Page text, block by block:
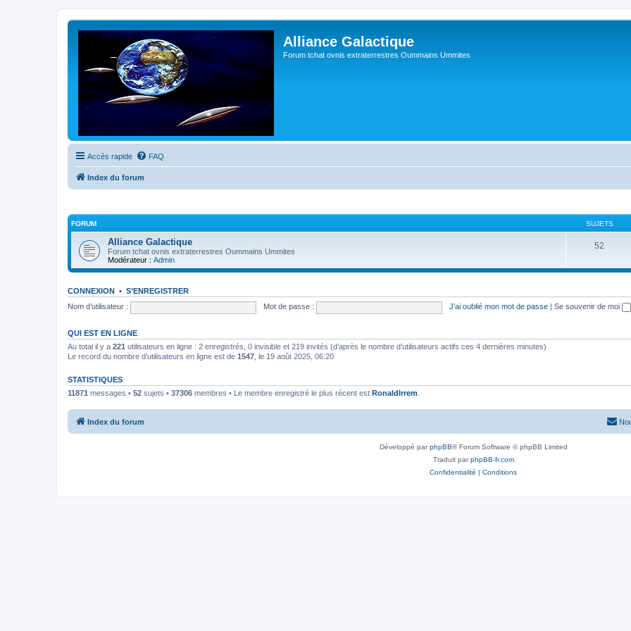
Alliance Galactique
Forum tchat ovnis extraterrestres Oummains Ummites
Accès rapide FAQ
Index du forum
FORUM SUJETS
Alliance Galactique
Forum tchat ovnis extraterrestres Oummains Ummites
Modérateur : Admin
52
CONNEXION • S’ENREGISTRER
Nom d’utilisateur :
Mot de passe : J’ai oublié mon mot de passe Se souvenir de moi
QUI EST EN LIGNE
Au total il y a 221 utilisateurs en ligne : 2 enregistrés, 0 invisible et 219 invités (d’après le nombre d’utilisateurs actifs ces 4 dernières minutes)
Le record du nombre d’utilisateurs en ligne est de 1547 , le 19 août 2025, 06:20
STATISTIQUES
11871 messages • 52 sujets • 37306 membres • Le membre enregistré le plus récent est RonaldIrrem
Index du forum
Développé parphpBB® Forum Software © phpBB Limited
Traduit parphpBB-fr.com
Confidentialité | Conditions